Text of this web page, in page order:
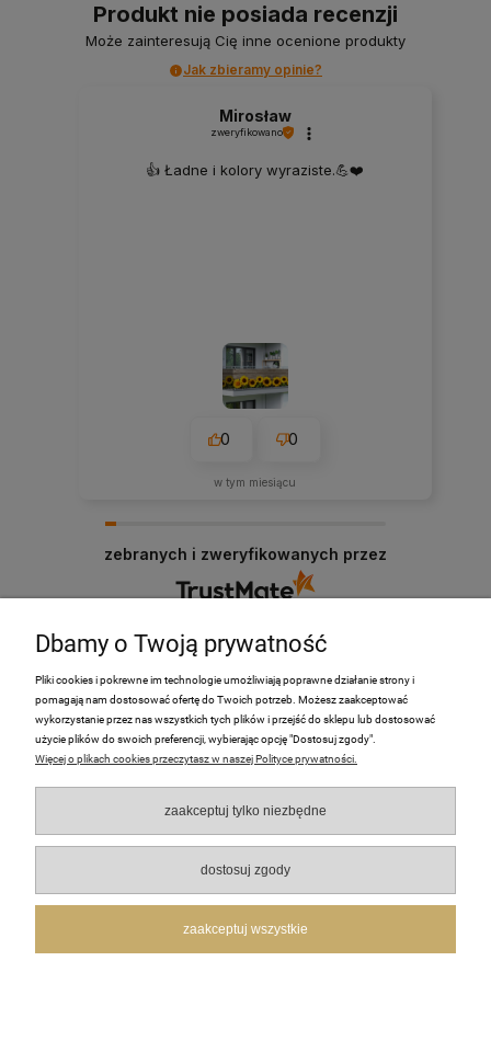
Produkt nie posiada recenzji
Może zainteresują Cię inne ocenione produkty
Jak zbieramy opinie?
Mirosław
zweryfikowano
👍️ Ładne i kolory wyraziste.💪❤️
0 0
w tym miesiącu
zebranych i zweryfikowanych przez
PRODUKTY
Moje Konto
Płatności i dostawa
O nas
Dbamy o Twoją prywatność
Pliki cookies i pokrewne im technologie umożliwiają poprawne działanie strony i
pomagają nam dostosować ofertę do Twoich potrzeb. Możesz zaakceptować
wykorzystanie przez nas wszystkich tych plików i przejść do sklepu lub dostosować
użycie plików do swoich preferencji, wybierając opcję "Dostosuj zgody".
Więcej o plikach cookies przeczytasz w naszej Polityce prywatności.
zaakceptuj tylko niezbędne
dostosuj zgody
zaakceptuj wszystkie